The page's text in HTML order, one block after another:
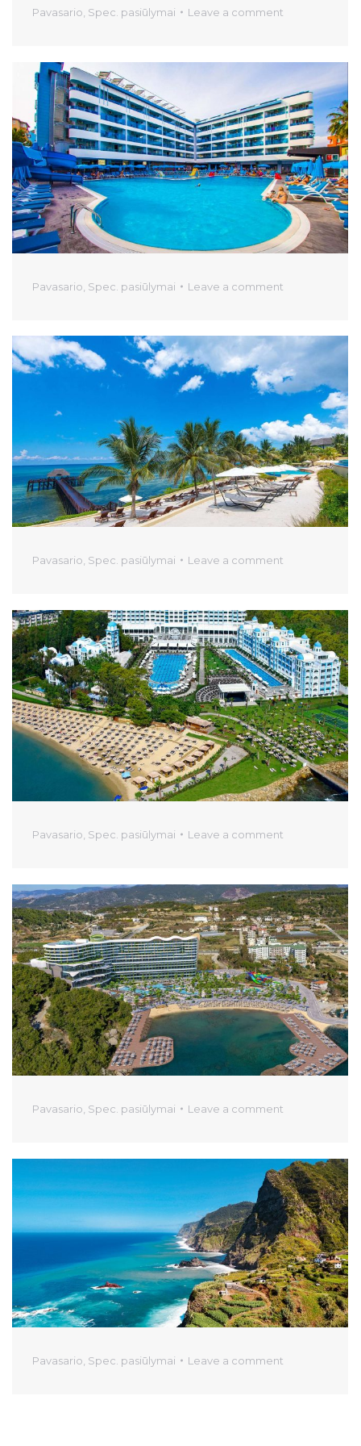
Pavasario Spec. pasiūlymai Leave a comment
Pavasario Spec. pasiūlymai Leave a comment
Pavasario Spec. pasiūlymai Leave a comment
Pavasario Spec. pasiūlymai Leave a comment
Pavasario Spec. pasiūlymai Leave a comment
Pavasario Spec. pasiūlymai Leave a comment